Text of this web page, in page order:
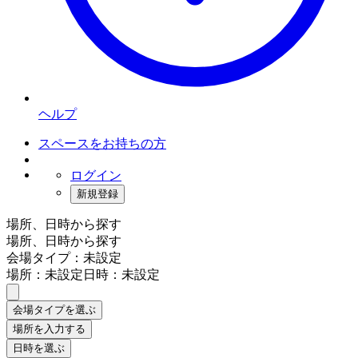
ヘルプ
スペースをお持ちの方
ログイン
新規登録
場所、日時から探す
場所、日時から探す
会場タイプ：未設定
場所：未設定日時：未設定
会場タイプを選ぶ
場所を入力する
日時を選ぶ